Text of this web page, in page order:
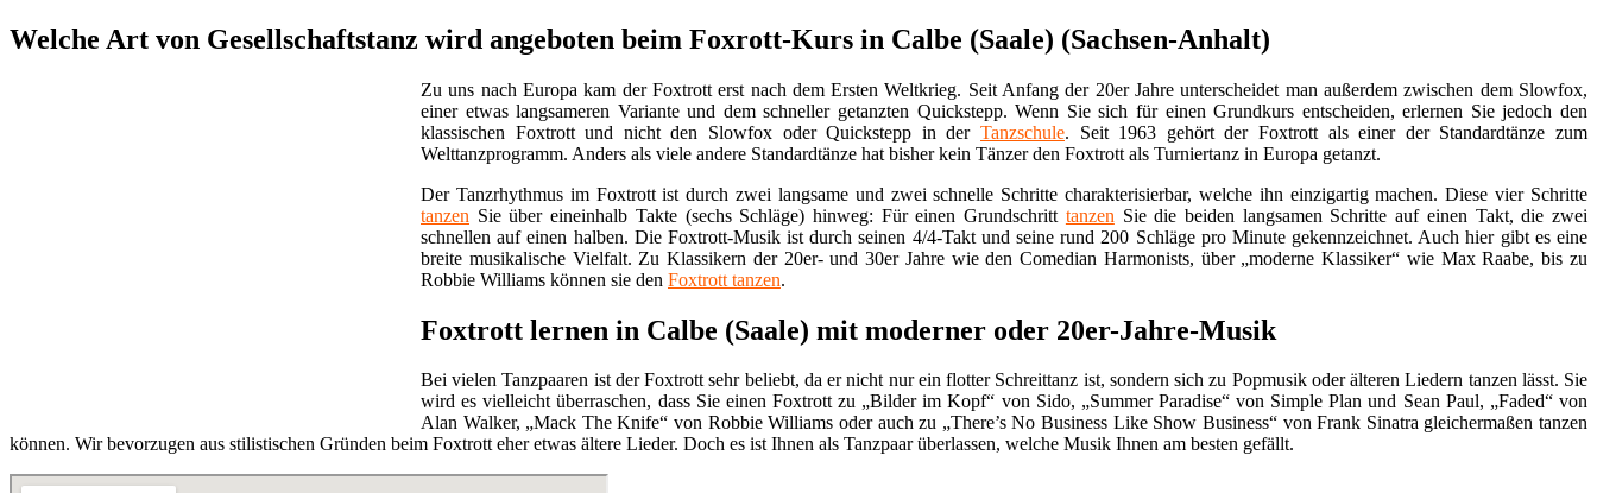
Welche Art von Gesellschaftstanz wird angeboten beim Foxrott-Kurs in Calbe (Saale) (Sachsen-Anhalt)
Zu uns nach Europa kam der Foxtrott erst nach dem Ersten Weltkrieg. Seit Anfang der 20er Jahre unterscheidet man außerdem zwischen dem Slowfox,
einer etwas langsameren Variante und dem schneller getanzten Quickstepp. Wenn Sie sich für einen Grundkurs entscheiden, erlernen Sie jedoch den
klassischen Foxtrott und nicht den Slowfox oder Quickstepp in der Tanzschule. Seit 1963 gehört der Foxtrott als einer der Standardtänze zum
Welttanzprogramm. Anders als viele andere Standardtänze hat bisher kein Tänzer den Foxtrott als Turniertanz in Europa getanzt.
Der Tanzrhythmus im Foxtrott ist durch zwei langsame und zwei schnelle Schritte charakterisierbar, welche ihn einzigartig machen. Diese vier Schritte
tanzen Sie über eineinhalb Takte (sechs Schläge) hinweg: Für einen Grundschritt tanzen Sie die beiden langsamen Schritte auf einen Takt, die zwei
schnellen auf einen halben. Die Foxtrott-Musik ist durch seinen 4/4-Takt und seine rund 200 Schläge pro Minute gekennzeichnet. Auch hier gibt es eine
breite musikalische Vielfalt. Zu Klassikern der 20er- und 30er Jahre wie den Comedian Harmonists, über „moderne Klassiker“ wie Max Raabe, bis zu
Robbie Williams können sie den Foxtrott tanzen.
Foxtrott lernen in Calbe (Saale) mit moderner oder 20er-Jahre-Musik
Bei vielen Tanzpaaren ist der Foxtrott sehr beliebt, da er nicht nur ein flotter Schreittanz ist, sondern sich zu Popmusik oder älteren Liedern tanzen lässt. Sie
wird es vielleicht überraschen, dass Sie einen Foxtrott zu „Bilder im Kopf“ von Sido, „Summer Paradise“ von Simple Plan und Sean Paul, „Faded“ von
Alan Walker, „Mack The Knife“ von Robbie Williams oder auch zu „There’s No Business Like Show Business“ von Frank Sinatra gleichermaßen tanzen
können. Wir bevorzugen aus stilistischen Gründen beim Foxtrott eher etwas ältere Lieder. Doch es ist Ihnen als Tanzpaar überlassen, welche Musik Ihnen am besten gefällt.